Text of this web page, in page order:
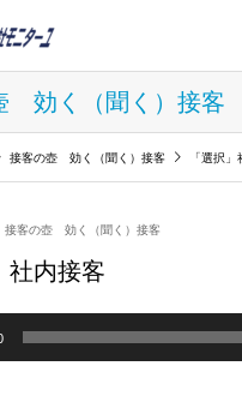
効く（聞く）接客
接客の壺 効く（聞く）接客 「選択
接客の壺 効く（聞く）接客
社内接客